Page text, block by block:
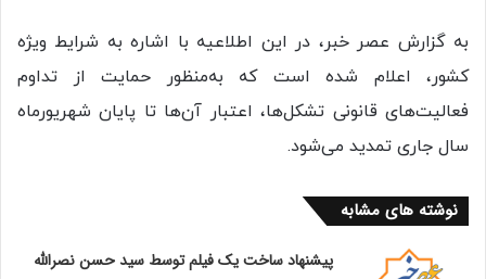
به گزارش عصر خبر، در این اطلاعیه با اشاره به شرایط ویژه
کشور، اعلام شده است که به‌منظور حمایت از تداوم
فعالیت‌های قانونی تشکل‌ها، اعتبار آن‌ها تا پایان شهریورماه
سال جاری تمدید می‌شود.
نوشته های مشابه
پیشنهاد ساخت یک فیلم توسط سید حسن نصرالله